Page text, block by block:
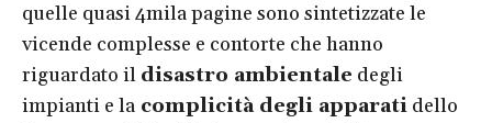
quelle quasi 4mila pagine sono sintetizzate le
vicende complesse e contorte che hanno
riguardato il disastro ambientale degli
impianti e la complicità degli apparati dello